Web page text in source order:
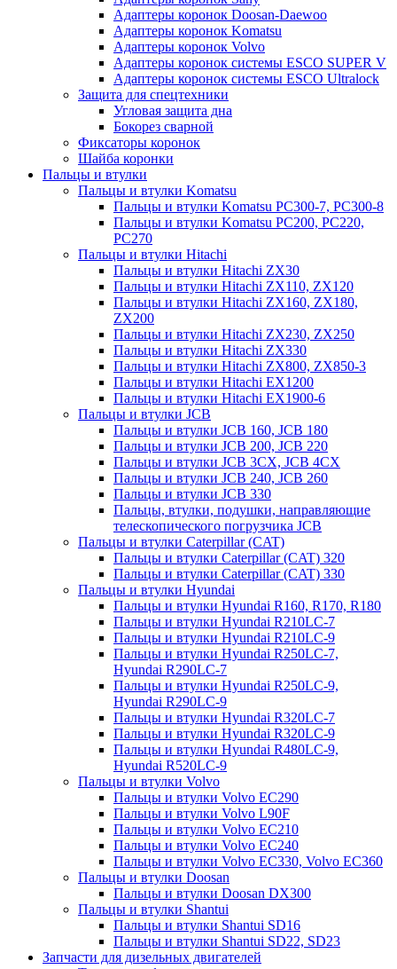
Адаптеры коронок Doosan-Daewoo
Адаптеры коронок Komatsu
Адаптеры коронок Volvo
Адаптеры коронок системы ESCO SUPER V
Адаптеры коронок системы ESCO Ultralock
Защита для спецтехники
Угловая защита дна
Бокорез сварной
Фиксаторы коронок
Шайба коронки
Пальцы и втулки
Пальцы и втулки Komatsu
Пальцы и втулки Komatsu PC300-7, PC300-8
Пальцы и втулки Komatsu PC200, PC220,
PC270
Пальцы и втулки Hitachi
Пальцы и втулки Hitachi ZX30
Пальцы и втулки Hitachi ZX110, ZX120
Пальцы и втулки Hitachi ZX160, ZX180,
ZX200
Пальцы и втулки Hitachi ZX230, ZX250
Пальцы и втулки Hitachi ZX330
Пальцы и втулки Hitachi ZX800, ZX850-3
Пальцы и втулки Hitachi EX1200
Пальцы и втулки Hitachi EX1900-6
Пальцы и втулки JCB
Пальцы и втулки JCB 160, JCB 180
Пальцы и втулки JCB 200, JCB 220
Пальцы и втулки JCB 3CX, JCB 4CX
Пальцы и втулки JCB 240, JCB 260
Пальцы и втулки JCB 330
Пальцы, втулки, подушки, направляющие
телескопического погрузчика JCB
Пальцы и втулки Caterpillar (CAT)
Пальцы и втулки Caterpillar (CAT) 320
Пальцы и втулки Caterpillar (CAT) 330
Пальцы и втулки Hyundai
Пальцы и втулки Hyundai R160, R170, R180
Пальцы и втулки Hyundai R210LC-7
Пальцы и втулки Hyundai R210LC-9
Пальцы и втулки Hyundai R250LC-7,
Hyundai R290LC-7
Пальцы и втулки Hyundai R250LC-9,
Hyundai R290LC-9
Пальцы и втулки Hyundai R320LC-7
Пальцы и втулки Hyundai R320LC-9
Пальцы и втулки Hyundai R480LC-9,
Hyundai R520LC-9
Пальцы и втулки Volvo
Пальцы и втулки Volvo EC290
Пальцы и втулки Volvo L90F
Пальцы и втулки Volvo EC210
Пальцы и втулки Volvo EC240
Пальцы и втулки Volvo EC330, Volvo EC360
Пальцы и втулки Doosan
Пальцы и втулки Doosan DX300
Пальцы и втулки Shantui
Пальцы и втулки Shantui SD16
Пальцы и втулки Shantui SD22, SD23
Запчасти для дизельных двигателей